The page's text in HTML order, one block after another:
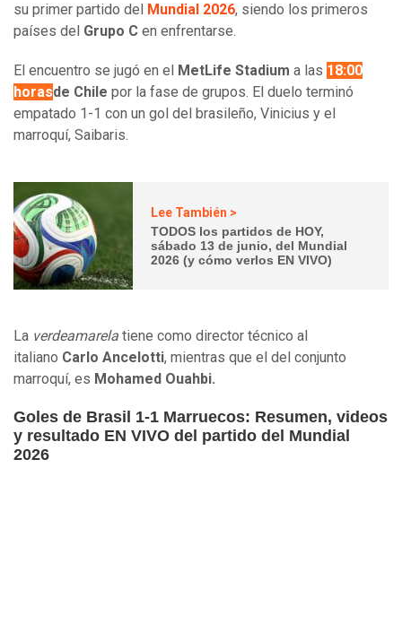
su primer partido del
Mundial 2026, siendo los primeros
países del Grupo C en enfrentarse.
El encuentro se jugó en el MetLife Stadium a las 18:00
horasde Chile por la fase de grupos. El duelo terminó
empatado 1-1 con un gol del brasileño, Vinicius y el
marroquí, Saibaris.
Lee También >
TODOS los partidos de HOY,
sábado 13 de junio, del Mundial
2026 (y cómo verlos EN VIVO)
La verdeamarela tiene como director técnico al
italiano Carlo Ancelotti, mientras que el del conjunto
marroquí, es Mohamed Ouahbi.
Goles de Brasil 1-1 Marruecos: Resumen, videos
y resultado EN VIVO del partido del Mundial
2026